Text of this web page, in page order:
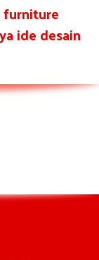
furniture
ide desain